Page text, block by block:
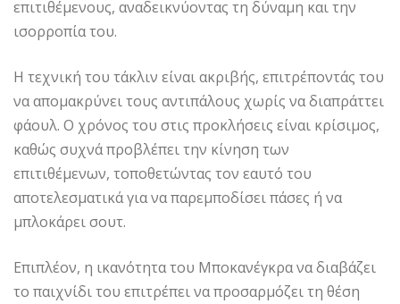
επιτιθέμενους, αναδεικνύοντας τη δύναμη και την
ισορροπία του.
Η τεχνική του τάκλιν είναι ακριβής, επιτρέποντάς του
να απομακρύνει τους αντιπάλους χωρίς να διαπράττει
φάουλ. Ο χρόνος του στις προκλήσεις είναι κρίσιμος,
καθώς συχνά προβλέπει την κίνηση των
επιτιθέμενων, τοποθετώντας τον εαυτό του
αποτελεσματικά για να παρεμποδίσει πάσες ή να
μπλοκάρει σουτ.
Επιπλέον, η ικανότητα του Μποκανέγκρα να διαβάζει
το παιχνίδι του επιτρέπει να προσαρμόζει τη θέση